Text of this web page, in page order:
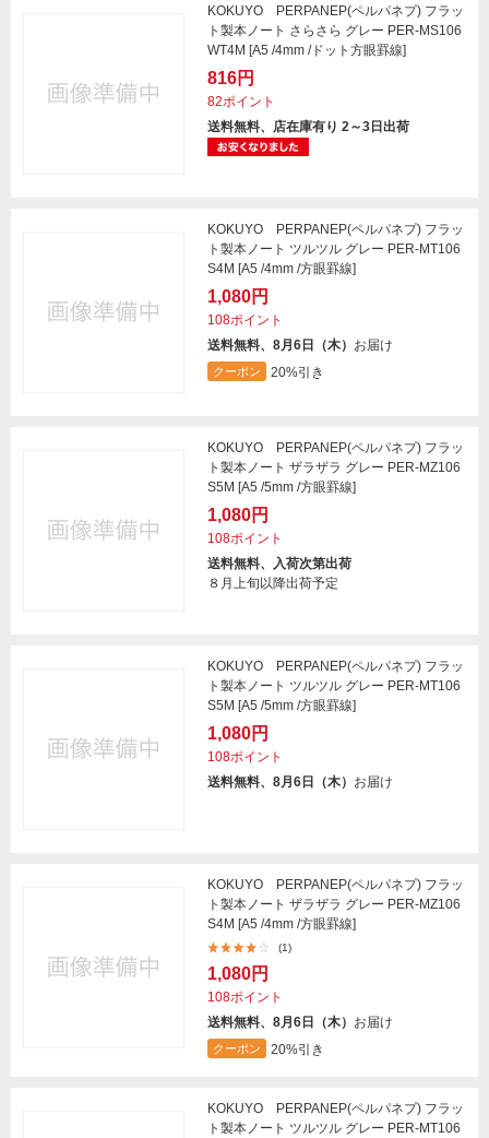
KOKUYO PERPANEP(ペルパネプ) フラッ
ト製本ノート さらさら グレー PER-MS106
WT4M [A5 /4mm /ドット方眼罫線]
816円
82ポイント
送料無料、店在庫有り 2～3日出荷
KOKUYO PERPANEP(ペルパネプ) フラッ
ト製本ノート ツルツル グレー PER-MT106
S4M [A5 /4mm /方眼罫線]
1,080円
108ポイント
送料無料、8月6日（木） お届け
クーポン 20%引き
KOKUYO PERPANEP(ペルパネプ) フラッ
ト製本ノート ザラザラ グレー PER-MZ106
S5M [A5 /5mm /方眼罫線]
1,080円
108ポイント
送料無料、入荷次第出荷
８月上旬以降出荷予定
KOKUYO PERPANEP(ペルパネプ) フラッ
ト製本ノート ツルツル グレー PER-MT106
S5M [A5 /5mm /方眼罫線]
1,080円
108ポイント
送料無料、8月6日（木） お届け
KOKUYO PERPANEP(ペルパネプ) フラッ
ト製本ノート ザラザラ グレー PER-MZ106
S4M [A5 /4mm /方眼罫線]
(1)
1,080円
108ポイント
送料無料、8月6日（木） お届け
クーポン 20%引き
KOKUYO PERPANEP(ペルパネプ) フラッ
ト製本ノート ツルツル グレー PER-MT106